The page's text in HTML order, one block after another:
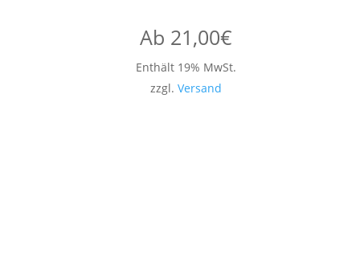
Ab 21,00€
Enthält 19% MwSt.
zzgl. Versand